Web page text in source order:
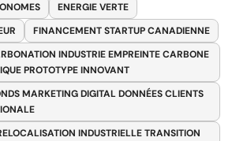
ENERGIE VERTE
FINANCEMENT STARTUP CANADIENNE
INDUSTRIE EMPREINTE CARBONE
PROTOTYPE INNOVANT
MARKETING DIGITAL DONNÉES CLIENTS
INDUSTRIELLE TRANSITION